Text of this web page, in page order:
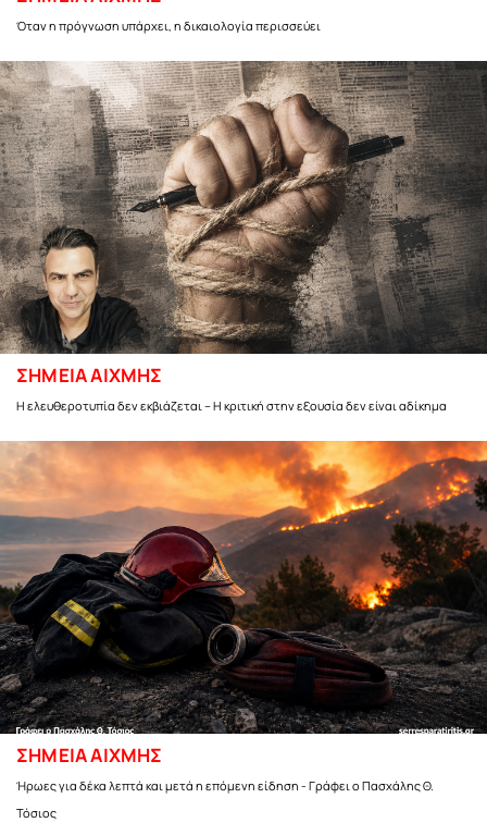
Όταν η πρόγνωση υπάρχει, η δικαιολογία περισσεύει
ΣΗΜΕΙΑ ΑΙΧΜΗΣ
Η ελευθεροτυπία δεν εκβιάζεται – Η κριτική στην εξουσία δεν είναι αδίκημα
ΣΗΜΕΙΑ ΑΙΧΜΗΣ
Ήρωες για δέκα λεπτά και μετά η επόμενη είδηση - Γράφει ο Πασχάλης Θ.
Τόσιος